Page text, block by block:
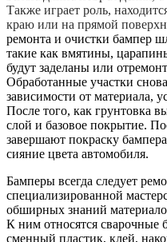
Также играет роль,
краю или на прямой
ремонта и очистки бампер
такие как вмятины,
будут заделаны или
Обработанные участки
зависимости от материала,
После того, как грунтовка
слой и базовое покрытие.
завершают покраску
сияние цвета автомобиля.
Бамперы всегда следует
специализированной
обширных знаний
К ним относятся сварочные
сменный пластик, клей,